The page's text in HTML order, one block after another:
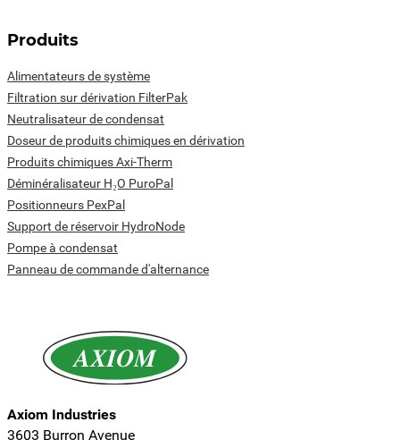
Axiom Industries
3603 Burron Avenue
Produits
Alimentateurs de système
Filtration sur dérivation FilterPak
Neutralisateur de condensat
Doseur de produits chimiques en dérivation
Produits chimiques Axi-Therm
Déminéralisateur H₂O PuroPal
Positionneurs PexPal
Support de réservoir HydroNode
Pompe à condensat
Panneau de commande d'alternance